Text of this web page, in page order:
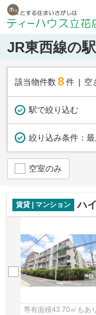
JR東西線の
該当物件数 8件 空
駅で絞り込む
絞り込み条件：
空室のみ
賃貸 | マンション ハ
専有面積43.70㎡もあ